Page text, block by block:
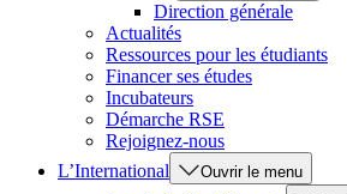
Direction générale
Actualités
Ressources pour les étudiants
Financer ses études
Incubateurs
Démarche RSE
Rejoignez-nous
L’International
Ouvrir le menu